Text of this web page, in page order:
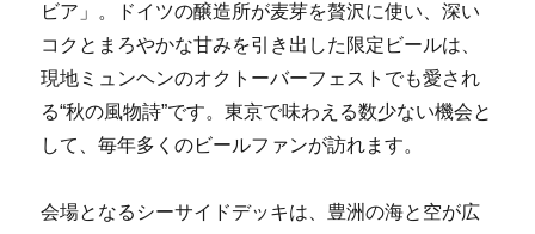
ビア」。ドイツの醸造所が麦芽を贅沢に使い、深い
コクとまろやかな甘みを引き出した限定ビールは、
現地ミュンヘンのオクトーバーフェストでも愛され
る“秋の風物詩”です。東京で味わえる数少ない機会と
して、毎年多くのビールファンが訪れます。
会場となるシーサイドデッキは、豊洲の海と空が広